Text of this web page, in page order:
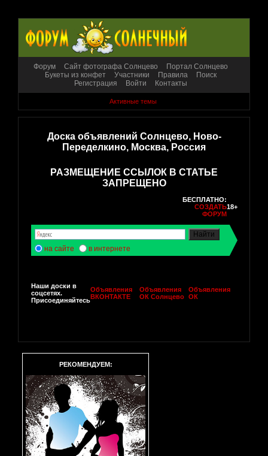
Форум Сайт фотографа Солнцево
Портал Солнцево
Букеты из конфет
Участники Правила
Поиск
Регистрация
Войти Контакты
Активные темы
Доска объявлений Солнцево, Ново-
Переделкино, Москва, Россия
РАЗМЕЩЕНИЕ ССЫЛОК В СТАТЬЕ
ЗАПРЕЩЕНО
БЕСПЛАТНО:
СОЗДАТЬ
ФОРУМ
18+
на сайте в интернете
Наши доски в
соцсетях.
Присоединяйтесь
Объявления
ВКОНТАКТЕ
Объявления
ОК Солнцево
Объявления
ОК
РЕКОМЕНДУЕМ: